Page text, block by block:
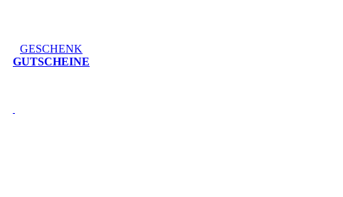
GESCHENK
GUTSCHEINE